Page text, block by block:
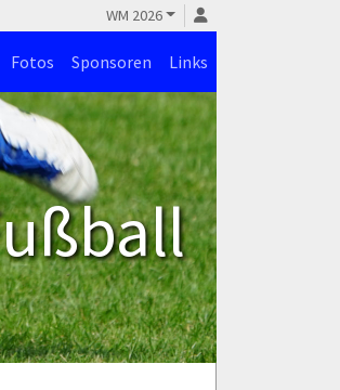
WM 2026
Fotos Sponsoren Links